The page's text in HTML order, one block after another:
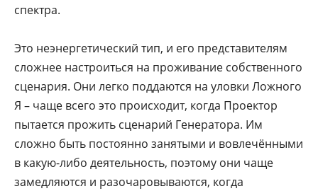
спектра.
Это неэнергетический тип, и его представителям
сложнее настроиться на проживание собственного
сценария. Они легко поддаются на уловки Ложного
Я – чаще всего это происходит, когда Проектор
пытается прожить сценарий Генератора. Им
сложно быть постоянно занятыми и вовлечёнными
в какую-либо деятельность, поэтому они чаще
замедляются и разочаровываются, когда